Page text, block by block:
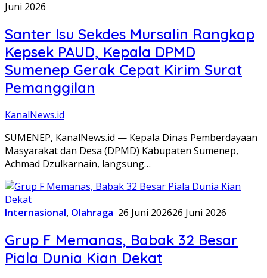
Juni 2026
Santer Isu Sekdes Mursalin Rangkap
Kepsek PAUD, Kepala DPMD
Sumenep Gerak Cepat Kirim Surat
Pemanggilan
KanalNews.id
SUMENEP, KanalNews.id — Kepala Dinas Pemberdayaan
Masyarakat dan Desa (DPMD) Kabupaten Sumenep,
Achmad Dzulkarnain, langsung…
Internasional, Olahraga 26 Juni 202626 Juni 2026
Grup F Memanas, Babak 32 Besar
Piala Dunia Kian Dekat